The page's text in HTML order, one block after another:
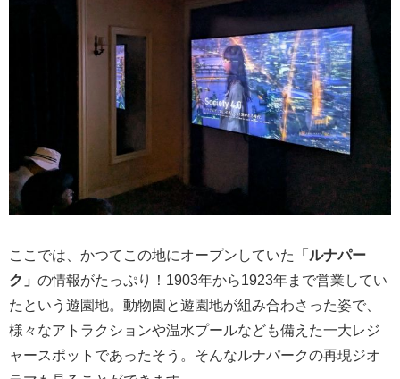
ここでは、かつてこの地にオープンしていた
「ルナパー
ク」 の情報がたっぷり！1903年から1923年まで営業してい
たという遊園地。動物園と遊園地が組み合わさった姿で、
様々なアトラクションや温水プールなども備えた一大レジ
ャースポットであったそう。そんなルナパークの再現ジオ